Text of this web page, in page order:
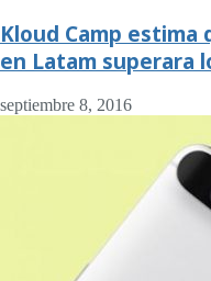
Kloud Camp estima
en Latam superara
septiembre 8, 2016